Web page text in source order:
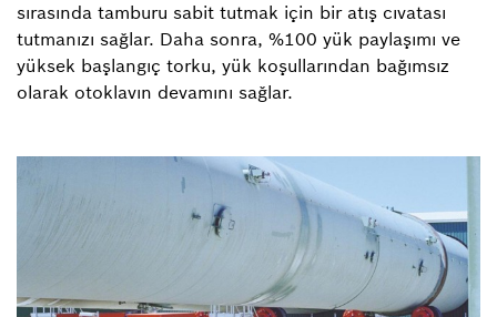
sırasında tamburu sabit tutmak için bir atış cıvatası
tutmanızı sağlar. Daha sonra, %100 yük paylaşımı ve
yüksek başlangıç torku, yük koşullarından bağımsız
olarak otoklavın devamını sağlar.